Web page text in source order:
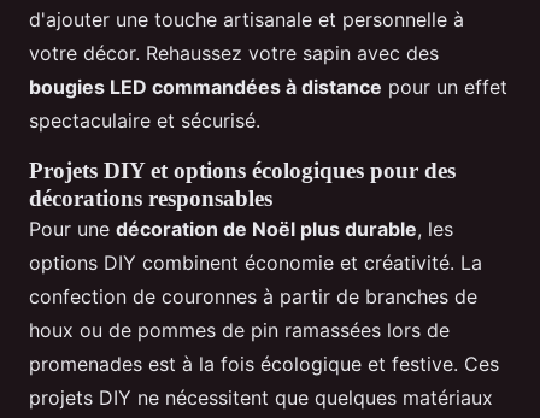
d'ajouter une touche artisanale et personnelle à
votre décor. Rehaussez votre sapin avec des
bougies LED commandées à distance pour un effet
spectaculaire et sécurisé.
Projets DIY et options écologiques pour des
décorations responsables
Pour une décoration de Noël plus durable, les
options DIY combinent économie et créativité. La
confection de couronnes à partir de branches de
houx ou de pommes de pin ramassées lors de
promenades est à la fois écologique et festive. Ces
projets DIY ne nécessitent que quelques matériaux